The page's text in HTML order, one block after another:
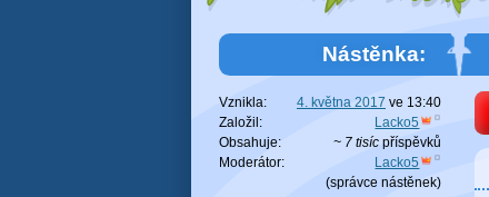
Nástěnka:
Vznikla: 4. května 2017 ve 13:40
Založil:
Lacko5
Obsahuje:
~ 7 tisíc příspěvků
Moderátor:
Lacko5
(správce nástěnek)